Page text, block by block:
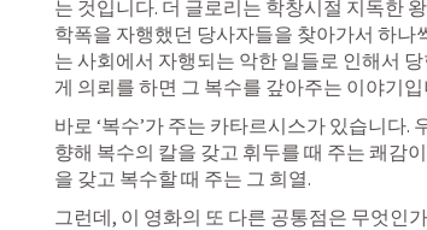
는 것입니다. 더 글로리는 학창시절 지독한
학폭을 자행했던 당사자들을 찾아가서 하나
는 사회에서 자행되는 악한 일들로 인해서
게 의뢰를 하면 그 복수를 갚아주는 이야기입
바로 ‘복수’가 주는 카타르시스가 있습니다.
향해 복수의 칼을 갖고 휘두를 때 주는 쾌감
을 갖고 복수할 때 주는 그 희열.
그런데, 이 영화의 또 다른 공통점은 무엇인